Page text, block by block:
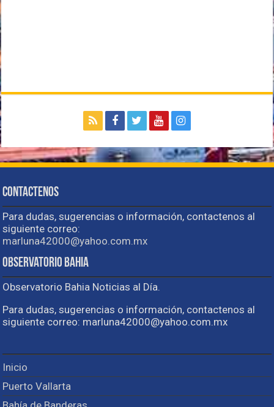
Contactenos
Para dudas, sugerencias o información, contactenos al
siguiente correo:
marluna42000@yahoo.com.mx
Observatorio Bahia
Observatorio Bahia Noticias al Día.
Para dudas, sugerencias o información, contactenos al
siguiente correo: marluna42000@yahoo.com.mx
Inicio
Puerto Vallarta